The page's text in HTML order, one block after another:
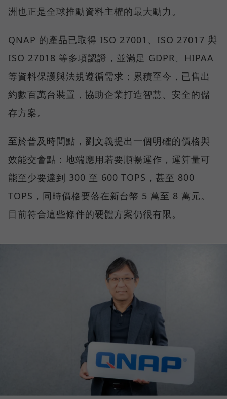
洲也正是全球推動資料主權的最大動力。
QNAP 的產品已取得 ISO 27001、ISO 27017 與
ISO 27018 等多項認證，並滿足 GDPR、HIPAA
等資料保護與法規遵循需求；累積至今，已售出
約數百萬台裝置，協助企業打造智慧、安全的儲
存方案。
至於普及時間點，劉文義提出一個明確的價格與
效能交會點：地端應用若要順暢運作，運算量可
能至少要達到 300 至 600 TOPS，甚至 800
TOPS，同時價格要落在新台幣 5 萬至 8 萬元。
目前符合這些條件的硬體方案仍很有限。